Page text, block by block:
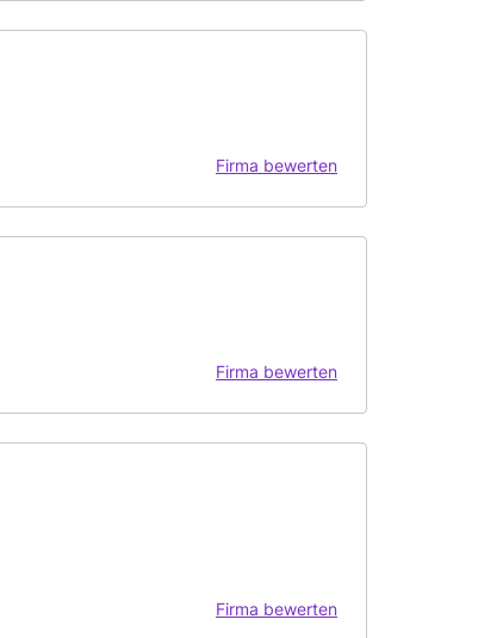
Firma bewerten
Firma bewerten
Firma bewerten